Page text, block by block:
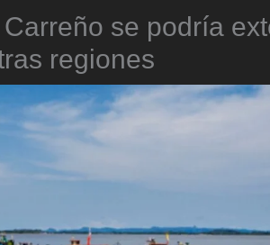
se podría
regiones